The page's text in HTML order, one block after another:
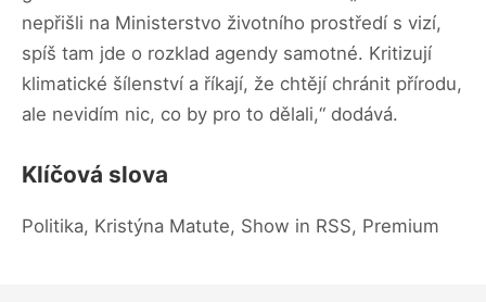
nepřišli na Ministerstvo životního prostředí s vizí,
spíš tam jde o rozklad agendy samotné. Kritizují
klimatické šílenství a říkají, že chtějí chránit přírodu,
ale nevidím nic, co by pro to dělali,“ dodává.
Klíčová slova
Politika, Kristýna Matute, Show in RSS, Premium